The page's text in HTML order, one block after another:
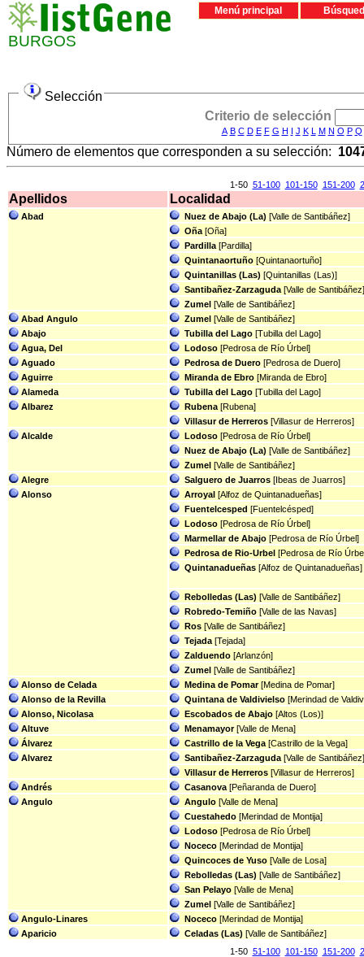
Menú principal
BURGOS
Selección
Criterio de selección
A B C D E F G H I J K L M N O P Q
Número de elementos que corresponden a su selección:
1-50 51-100 101-150 151-200
Apellidos Localidad
Abad Nuez de Abajo (La) [Valle de Santibáñez]
Oña [Oña]
Pardilla [Pardilla]
Quintanaortuño [Quintanaortuño]
Quintanillas (Las) [Quintanillas (Las)]
Santibañez-Zarzaguda [Valle de Santibáñez]
Zumel [Valle de Santibáñez]
Abad Angulo
Zumel [Valle de Santibáñez]
Abajo
Tubilla del Lago [Tubilla del Lago]
Agua, Del
Lodoso [Pedrosa de Río Úrbel]
Aguado
Pedrosa de Duero [Pedrosa de Duero]
Aguirre
Miranda de Ebro [Miranda de Ebro]
Alameda
Tubilla del Lago [Tubilla del Lago]
Albarez
Rubena [Rubena]
Villasur de Herreros [Villasur de Herreros]
Alcalde
Lodoso [Pedrosa de Río Úrbel]
Nuez de Abajo (La) [Valle de Santibáñez]
Zumel [Valle de Santibáñez]
Alegre
Salguero de Juarros [Ibeas de Juarros]
Alonso
Arroyal [Alfoz de Quintanadueñas]
Fuentelcesped [Fuentelcésped]
Lodoso [Pedrosa de Río Úrbel]
Marmellar de Abajo [Pedrosa de Río Úrbel]
Pedrosa de Rio-Urbel [Pedrosa de Río
Quintanadueñas [Alfoz de Quintanadueñas]
Rebolledas (Las) [Valle de Santibáñez]
Robredo-Temiño [Valle de las Navas]
Ros [Valle de Santibáñez]
Tejada [Tejada]
Zalduendo [Arlanzón]
Zumel [Valle de Santibáñez]
Alonso de Celada
Medina de Pomar[Medina de Pomar]
Alonso de la Revilla
Quintana de Valdivielso [Merindad de
Alonso, Nicolasa
Escobados de Abajo [Altos (Los)]
Altuve
Menamayor[Valle de Mena]
Álvarez
Castrillo de la Vega [Castrillo de la Vega]
Alvarez
Santibañez-Zarzaguda [Valle de Santibáñez]
Villasur de Herreros [Villasur de Herreros]
Andrés
Casanova [Peñaranda de Duero]
Angulo
Angulo [Valle de Mena]
Cuestahedo [Merindad de Montija]
Lodoso [Pedrosa de Río Úrbel]
Noceco [Merindad de Montija]
Quincoces de Yuso [Valle de Losa]
Rebolledas (Las) [Valle de Santibáñez]
San Pelayo [Valle de Mena]
Zumel [Valle de Santibáñez]
Angulo-Linares
Noceco [Merindad de Montija]
Aparicio
Celadas (Las) [Valle de Santibáñez]
1-50 51-100 101-150 151-200